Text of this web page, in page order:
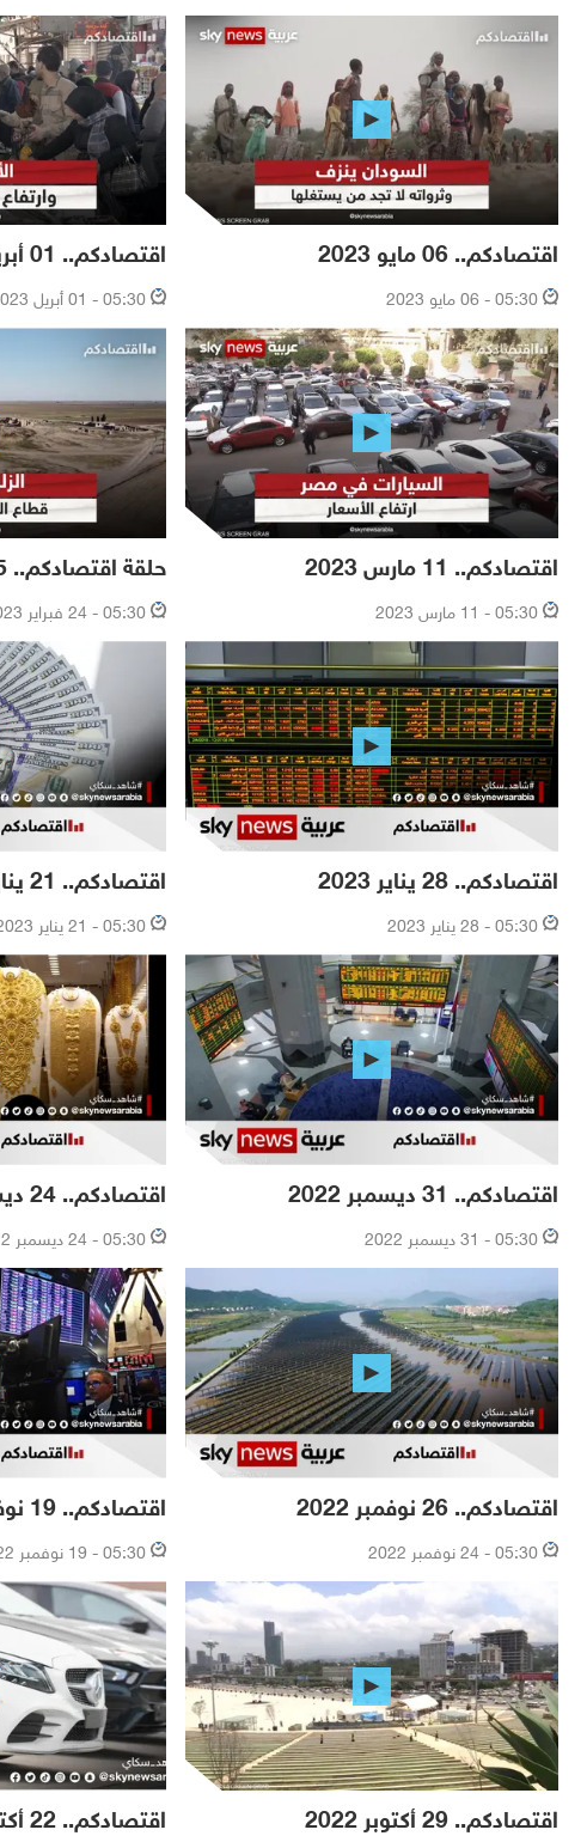
اقتصادكم.. 06 مايو 2023
05:30 - 06 مايو 2023
اقتصادكم.. 01 أبريل 2023
05:30 - 01 أبريل 2023
اقتصادكم.. 11 مارس 2023
05:30 - 11 مارس 2023
حلقة اقتصادكم.. 25 فبراير 2023
05:30 - 24 فبراير 2023
اقتصادكم.. 28 يناير 2023
05:30 - 28 يناير 2023
اقتصادكم.. 21 يناير 2023
05:30 - 21 يناير 2023
اقتصادكم.. 31 ديسمبر 2022
05:30 - 31 ديسمبر 2022
اقتصادكم.. 24 ديسمبر 2022
05:30 - 24 ديسمبر 2022
اقتصادكم.. 26 نوفمبر 2022
05:30 - 24 نوفمبر 2022
اقتصادكم.. 19 نوفمبر 2022
05:30 - 19 نوفمبر 2022
اقتصادكم.. 29 أكتوبر 2022 اقتصادكم.. 22 أكتوبر 2022